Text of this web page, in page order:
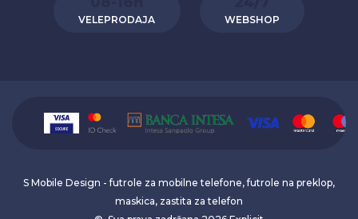
VELEPRODAJA WEBSHOP
S Mobile Design - futrole za mobilne telefone, futrole na preklop,
maskica, zastita za telefon